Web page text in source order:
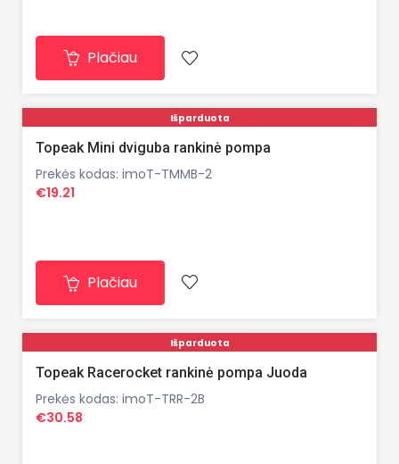
Plačiau
Išparduota
Topeak Mini dviguba rankinė pompa
Prekės kodas: imoT-TMMB-2
€19.21
Plačiau
Išparduota
Topeak Racerocket rankinė pompa Juoda
Prekės kodas: imoT-TRR-2B
€30.58